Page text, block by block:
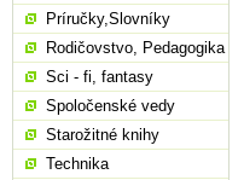
Príručky,Slovníky
Rodičovstvo, Pedagogika
Sci - fi, fantasy
Spoločenské vedy
Starožitné knihy
Technika